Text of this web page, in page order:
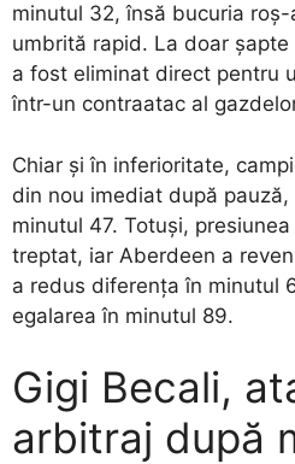
minutul 32, însă bucuria
umbrită rapid. La doar
a fost eliminat direct pentru
într-un contraatac al
Chiar și în inferioritate,
din nou imediat după
minutul 47. Totuși,
treptat, iar Aberdeen a
a redus diferența în minutul
egalarea în minutul 89.
Gigi Becali,
arbitraj după